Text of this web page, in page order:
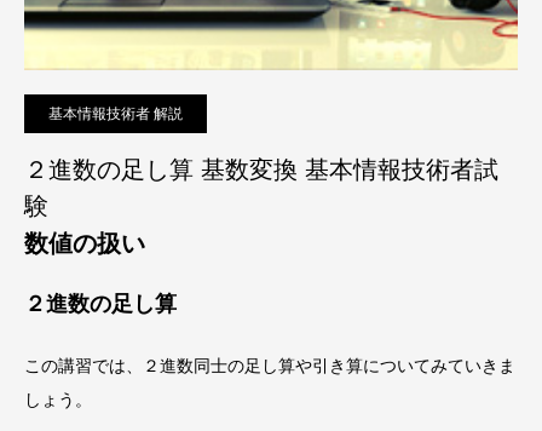
基本情報技術者 解説
２進数の足し算 基数変換 基本情報技術者試
験
数値の扱い
２進数の足し算
この講習では、２進数同士の足し算や引き算についてみていきま
しょう。